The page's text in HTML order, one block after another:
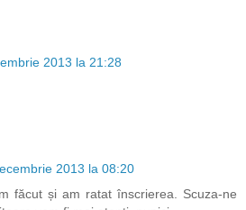
2013 la 21:28
2013 la 08:20
făcut și am ratat înscrierea. Scuza-ne